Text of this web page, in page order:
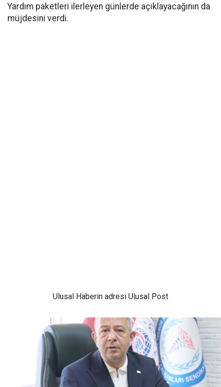
Yardım paketleri ilerleyen günlerde açıklayacağının da
müjdesini verdi.
Ulusal Haberin adresi Ulusal Post